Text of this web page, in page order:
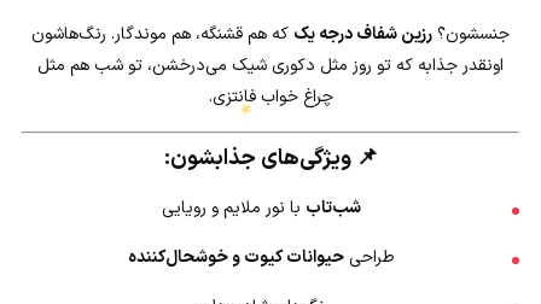
جنسشون؟ رزین شفاف درجه یک که هم قشنگه، هم موندگار. رنگ‌هاشون
اونقدر جذابه که تو روز مثل دکوری شیک می‌درخشن، تو شب هم مثل
چراغ خواب فانتزی.
📌ویژگی‌های جذابشون:
شب‌تاب با نور ملایم و رویایی
طراحیحیوانات کیوت و خوشحال‌کننده